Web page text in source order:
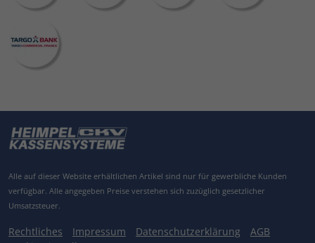
Alle auf dieser Website erhältlichen Artikel sind nur für gewerbliche Kunden
verfügbar. Alle angegeben Preise verstehen sich zuzüglich gesetzlicher
Umsatzsteuer.
Rechtliches Impressum Datenschutzerklärung
AGB